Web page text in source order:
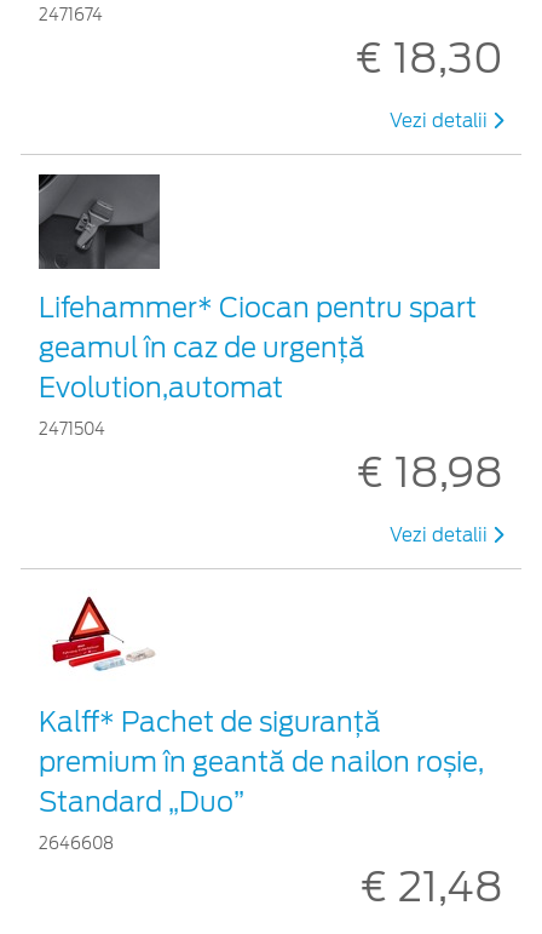
2471674
€ 18,30
Vezi detalii
Lifehammer* Ciocan pentru spart
geamul în caz de urgenţă
Evolution,automat
2471504
€ 18,98
Vezi detalii
Kalff* Pachet de siguranţă
premium în geantă de nailon roșie,
Standard „Duo”
2646608
€ 21,48